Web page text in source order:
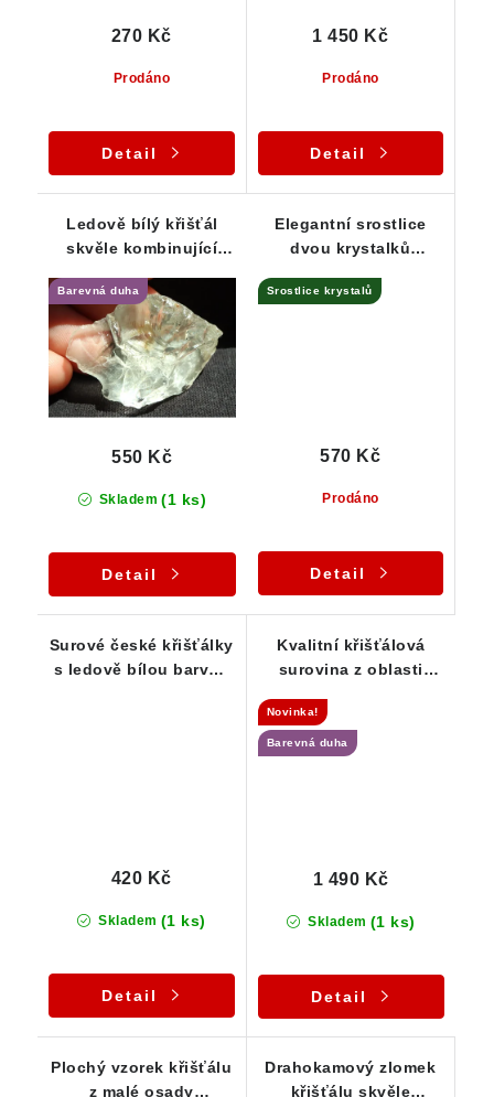
Prodáno
270 Kč
Detail
Prodáno
1 450 Kč
Detail
Ledově bílý křišťál
skvěle kombinující
Barevná duha
Skladem (1 ks)
550 Kč
Detail
Elegantní srostlice
dvou krystalků
Vysočina
Srostlice krystalů
Prodáno
570 Kč
Detail
Surové české křišťálky
s ledově bílou barvou
Skladem (1 ks)
420 Kč
Detail
Kvalitní křišťálová
surovina z oblasti
Novinka!
Barevná duha
Skladem (1 ks)
1 490 Kč
Detail
Plochý vzorek křišťálu
z malé osady
Drahokamový zlomek
křišťálu skvěle